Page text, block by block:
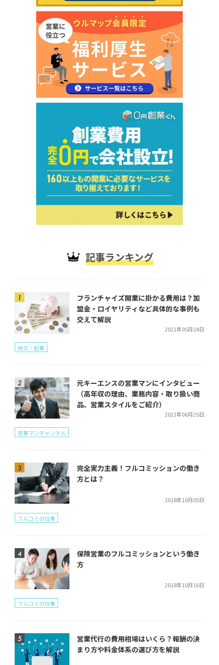
記事ランキング
フランチャイズ開業に掛かる費用は？加
盟金・ロイヤリティなど具体的な事例も
交えて解説
2021年05月24日
独立・起業
元キーエンスの営業マンにインタビュー
（高年収の理由、業務内容・取り扱い商
品、営業スタイルをご紹介）
2021年06月25日
営業マンチャンネル
完全実力主義！フルコミッションの働き
方とは？
2018年10月05日
フルコミの仕事
保険営業のフルコミッションという働き
方
2018年10月16日
フルコミの仕事
営業代行の費用相場はいくら？報酬の決
まり方や料金体系の選び方を解説